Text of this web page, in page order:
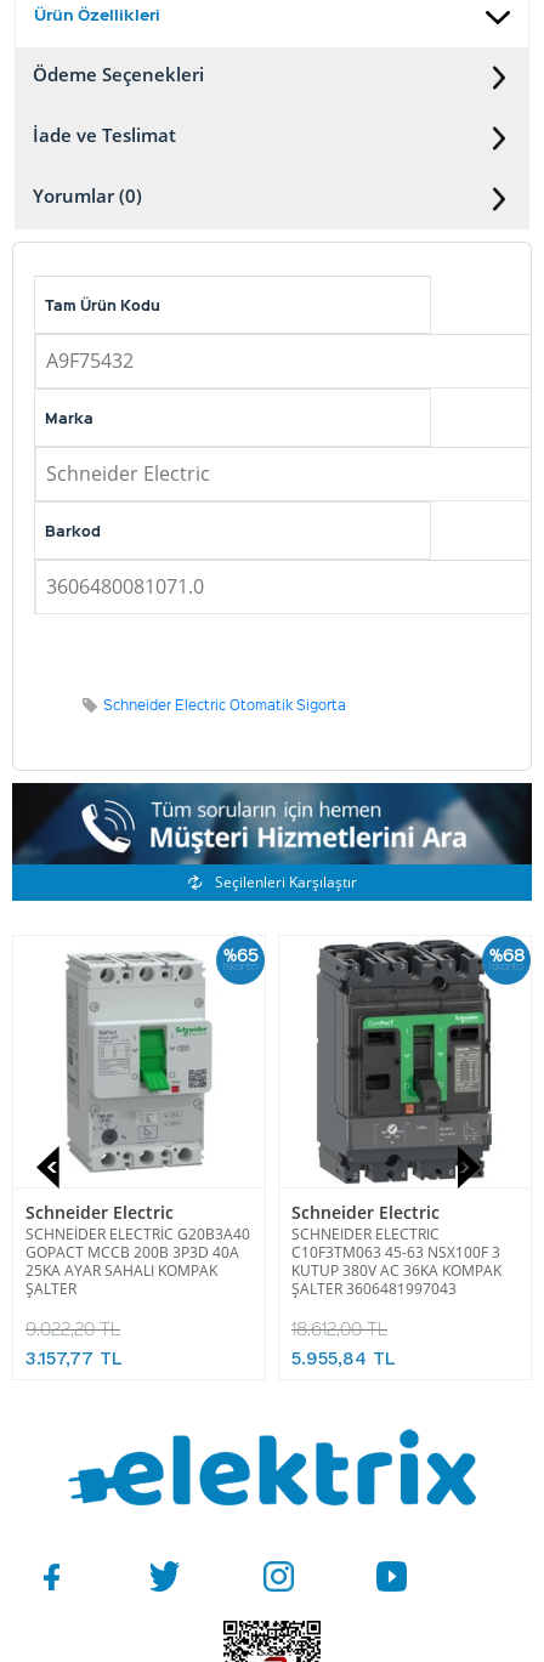
Ürün Özellikleri
Ödeme Seçenekleri
İade ve Teslimat
Yorumlar (0)
Tam Ürün Kodu
A9F75432
Marka
Schneider Electric
Barkod
3606480081071.0
Schneider Electric Otomatik Sigorta
Benzer Ürünler
Seçilenleri Karşılaştır
%65
İskonto
Schneider Electric
SCHNEİDER ELECTRİC G20B3A40
GOPACT MCCB 200B 3P3D 40A
25KA AYAR SAHALI KOMPAK
ŞALTER
9.022,20 TL
3.157,77 TL
%68
İskonto
Schneider Electric
SCHNEIDER ELECTRIC
C10F3TM063 45-63 NSX100F 3
KUTUP 380V AC 36KA KOMPAK
ŞALTER 3606481997043
18.612,00 TL
5.955,84 TL